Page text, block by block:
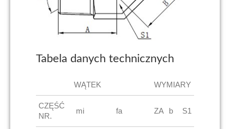
Tabela danych technicznych
WĄTEK WYMIARY
CZĘŚĆ
NR.
mi fa ZA b S1